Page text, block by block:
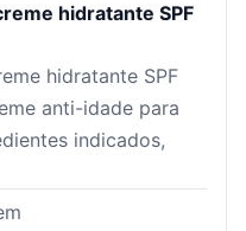
hidratante SPF
hidratante SPF
anti-idade para
indicados,